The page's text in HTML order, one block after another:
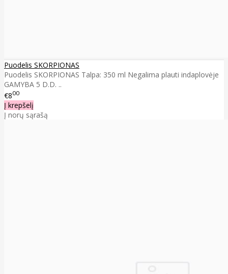
Puodelis SKORPIONAS
Puodelis SKORPIONAS Talpa: 350 ml Negalima plauti indaplovėje
GAMYBA 5 D.D. ..
€800
Į krepšelį
Į norų sąrašą